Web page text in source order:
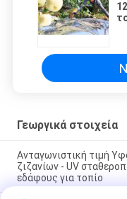
Γεωργικά στοιχεία
Ανταγωνιστική τιμή
ζιζανίων - UV
εδάφους για τοπίο